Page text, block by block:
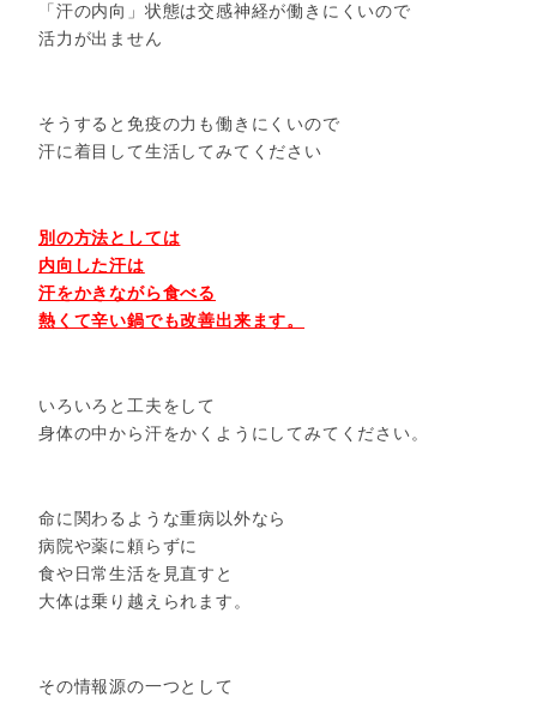
「汗の内向」状態は交感神経が働きにくいので
活力が出ません
そうすると免疫の力も働きにくいので
汗に着目して生活してみてください
別の方法としては
内向した汗は
汗をかきながら食べる
熱くて辛い鍋でも改善出来ます。
いろいろと工夫をして
身体の中から汗をかくようにしてみてください。
命に関わるような重病以外なら
病院や薬に頼らずに
食や日常生活を見直すと
大体は乗り越えられます。
その情報源の一つとして